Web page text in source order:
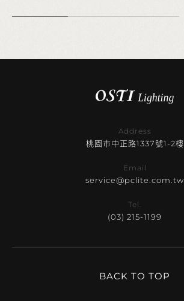
Address
桃園市中正路1337號1-2樓
Email
service@pclite.com.tw
Tel.
(03) 215-1199
BACK TO TOP